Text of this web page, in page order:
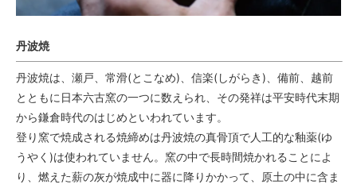
丹波焼
丹波焼は、瀬戸、常滑(とこなめ)、信楽(しがらき)、備前、越前
とともに日本六古窯の一つに数えられ、その発祥は平安時代末期
から鎌倉時代のはじめといわれています。
登り窯で焼成される焼締めは丹波焼の真骨頂で人工的な釉薬(ゆ
うやく)は使われていません。窯の中で長時間焼かれることによ
り、燃えた薪の灰が焼成中に器に降りかかって、原土の中に含ま